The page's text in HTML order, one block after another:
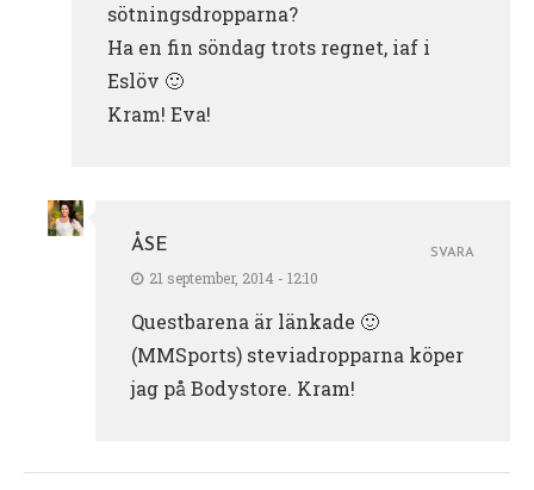
sötningsdropparna?
Ha en fin söndag trots regnet, iaf i
Eslöv 🙂
Kram! Eva!
ÅSE
21 september, 2014 - 12:10
Questbarena är länkade 🙂
(MMSports) steviadropparna köper
jag på Bodystore. Kram!
SVARA